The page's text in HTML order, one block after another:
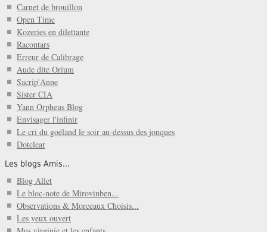
Carnet de brouillon
Open Time
Kozeries en dilettante
Racontars
Erreur de Calibrage
Aude dite Orium
Sacrip'Anne
Sister CIA
Yann Orpheus Blog
Envisager l'infinir
Le cri du goéland le soir au-dessus des jonques
Dotclear
Les blogs Amis...
Blog Allet
Le bloc-note de Mirovinben...
Observations & Morceaux Choisis...
Les yeux ouvert